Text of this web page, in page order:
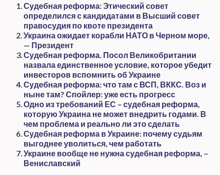
Судебная реформа: Этический совет
определился с кандидатами в Высший совет
правосудия по квоте президента
Украина ожидает корабли НАТО в Черном море,
— Президент
Судебная реформа. Посол Великобритании
назвала единственное условие, которое убедит
инвесторов вспомнить об Украине
Судебная реформа: что там с ВСП, ВККС. Воз и
ныне там? Спойлер: уже есть прогресс
Одно из требований ЕС – судебная реформа,
которую Украина не может внедрить годами. В
чем проблема и реально ли это сделать
Судебная реформа в Украине: почему судьям
выгоднее уволиться, чем работать
Украине вообще не нужна судебная реформа, –
Вениславский